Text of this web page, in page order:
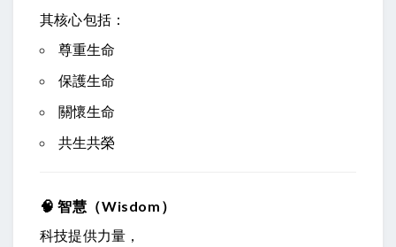
其核心包括：
尊重生命
保護生命
關懷生命
共生共榮
🧠 智慧（Wisdom）
科技提供力量，